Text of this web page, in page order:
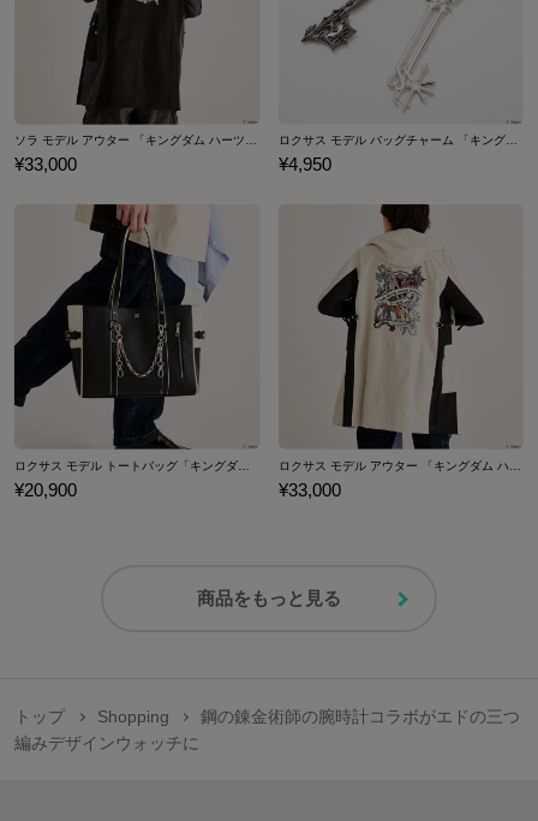
ソラ モデル アウター 「キングダム ハーツ」シリーズ
¥33,000
ロクサス モデル バッグチャーム 「キングダム ハーツ」シリーズ
¥4,950
¥20,900 ¥33,000
商品をもっと見る
トップ Shopping
鋼の錬金術師の腕時計コラボがエドの三つ
編みデザインウォッチに